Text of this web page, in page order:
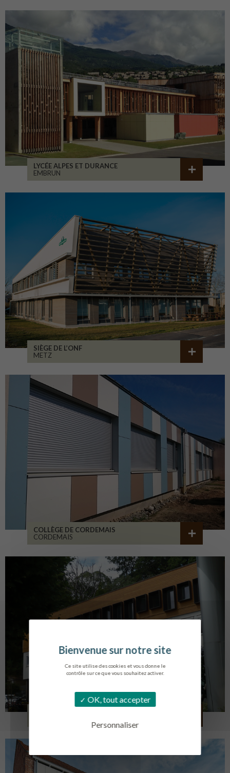
Ce site utilise des cookies et vous donne le
contrôle sur ce que vous souhaitez activer.
OK, tout accepter
Personnaliser
LYCÉE ALPES ET DURANCE
EMBRUN
SIÈGE DE L’ONF
METZ
COLLÈGE DE CORDEMAIS
CORDEMAIS